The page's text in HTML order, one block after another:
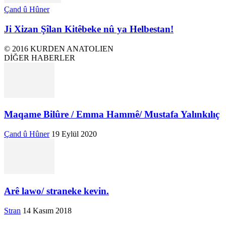
Çand û Hûner
Ji Xizan Şîlan Kitêbeke nû ya Helbestan!
© 2016 KURDEN ANATOLIEN
DİĞER HABERLER
Maqame Bilûre / Emma Hammê/ Mustafa Yalınkılıç
Çand û Hûner 19 Eylül 2020
Arê lawo/ straneke kevin.
Stran 14 Kasım 2018